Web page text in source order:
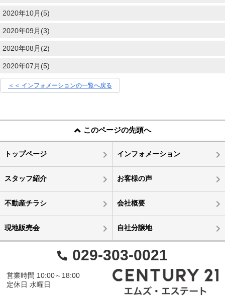
2020年10月(5)
2020年09月(3)
2020年08月(2)
2020年07月(5)
＜＜ インフォメーションの一覧へ戻る
このページの先頭へ
トップページ インフォメーション
スタッフ紹介 お客様の声
不動産チラシ 会社概要
現地販売会 自社分譲地
029-303-0021
営業時間 10:00～18:00
定休日 水曜日